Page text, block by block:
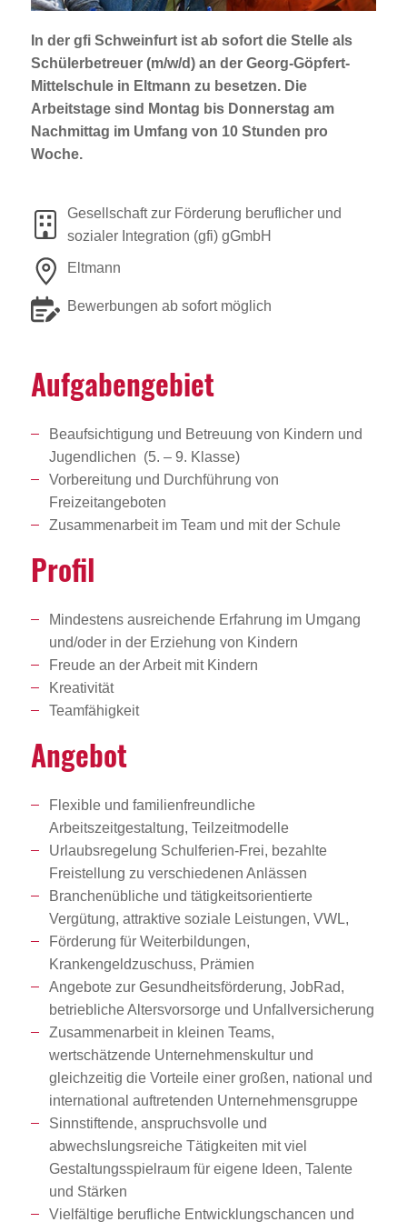
Jobportal
Presse und Medien
bbw e. V.
Presse
In der gfi Schweinfurt ist ab sofort die Stelle als
Schülerbetreuer (m/w/d)an der Georg-Göpfert-
Mittelschule in Eltmann zu besetzen. Die
Arbeitstage sind Montag bis Donnerstag am
Nachmittag im Umfang von 10 Stunden pro
Woche.
Gesellschaft zur Förderung beruflicher und
sozialer Integration (gfi) gGmbH
Eltmann
Bewerbungen ab sofort möglich
Aufga­ben­ge­biet
Beaufsichtigung und Betreuung von Kindern und
Jugendlichen (5. – 9. Klasse)
Vorbereitung und Durchführung von
Freizeitangeboten
Zusammenarbeit im Team und mit der Schule
Profil
Mindestens ausreichende Erfahrung im Umgang
und/oder in der Erziehung von Kindern
Freude an der Arbeit mit Kindern
Kreativität
Teamfähigkeit
Angebot
Flexible und familienfreundliche
Arbeitszeitgestaltung, Teilzeitmodelle
Urlaubsregelung Schulferien-Frei, bezahlte
Freistellung zu verschiedenen Anlässen
Branchenübliche und tätigkeitsorientierte
Vergütung, attraktive soziale Leistungen, VWL,
Förderung für Weiterbildungen,
Krankengeldzuschuss, Prämien
Angebote zur Gesundheitsförderung, JobRad,
betriebliche Altersvorsorge und Unfallversicherung
Zusammenarbeit in kleinen Teams,
wertschätzende Unternehmenskultur und
gleichzeitig die Vorteile einer großen, national und
international auftretenden Unternehmensgruppe
Sinnstiftende, anspruchsvolle und
abwechslungsreiche Tätigkeiten mit viel
Gestaltungsspielraum für eigene Ideen, Talente
und Stärken
Vielfältige berufliche Entwicklungschancen und